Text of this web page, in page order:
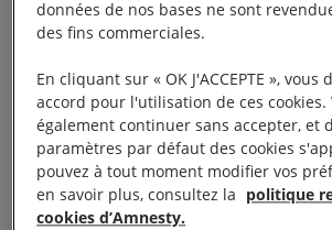
COMMENT SE MOBILISER POUR
DROITS HUMAINS ?? Venez nous
d’engagement à Amnesty
Cette soirée sera donc pour : ?
International, ses combats, son
formes d’action possibles ! ?
données de nos bases ne sont
des fins commerciales.
En cliquant sur « OK J'ACCEPTE », vous
accord pour l'utilisation de ces cookies.
également continuer sans accepter, et
paramètres par défaut des cookies
pouvez à tout moment modifier vos
en savoir plus, consultez la politique
cookies d’Amnesty.